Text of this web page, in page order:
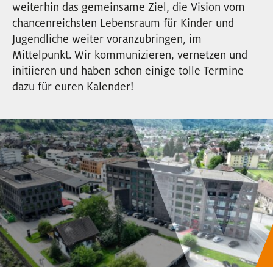
VISION
EVENTS
NEWSLETTER
weiterhin das gemeinsame Ziel, die Vision vom
chancenreichsten Lebensraum für Kinder und
Jugendliche weiter voranzubringen, im
Mittelpunkt. Wir kommunizieren, vernetzen und
initiieren und haben schon einige tolle Termine
dazu für euren Kalender!